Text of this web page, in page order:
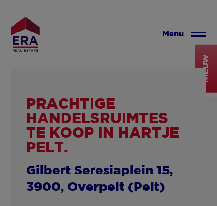
inhoud
Menu
NIEUW
PRACHTIGE
HANDELSRUIMTES
TE KOOP IN HARTJE
PELT.
Gilbert Seresiaplein 15,
3900, Overpelt (Pelt)